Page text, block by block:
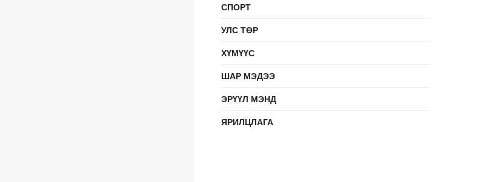
СПОРТ
УЛС ТӨР
ХҮМҮҮС
ШАР МЭДЭЭ
ЭРҮҮЛ МЭНД
ЯРИЛЦЛАГА